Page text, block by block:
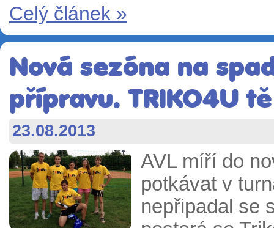
Celý článek »
Nová sezóna na
přípravu. TRIKO4U
23.08.2013
AVL míří do
potkávat v
nepřipadal se